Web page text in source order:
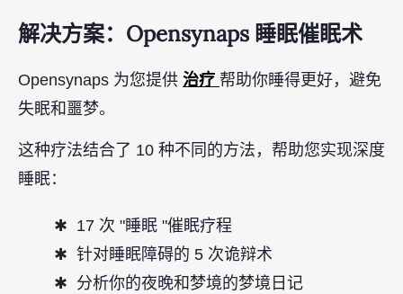
解决方案：Opensynaps 睡眠催眠术
Opensynaps 为您提供 治疗 帮助你睡得更好，避免
失眠和噩梦。
这种疗法结合了 10 种不同的方法，帮助您实现深度
睡眠：
17 次 "睡眠 "催眠疗程
针对睡眠障碍的 5 次诡辩术
分析你的夜晚和梦境的梦境日记